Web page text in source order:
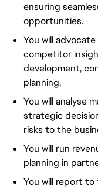
ensuring
opportunities.
You will
competitor
development,
planning.
You will analyse
strategic
risks to the
You will run
planning in
You will report to